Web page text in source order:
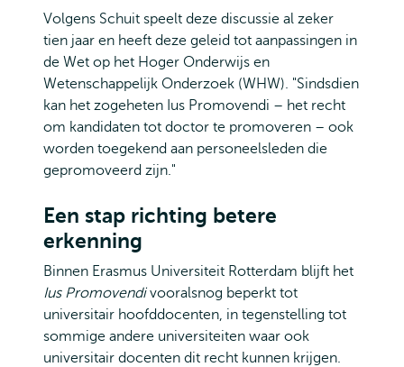
Volgens Schuit speelt deze discussie al zeker
tien jaar en heeft deze geleid tot aanpassingen in
de Wet op het Hoger Onderwijs en
Wetenschappelijk Onderzoek (WHW). "Sindsdien
kan het zogeheten Ius Promovendi – het recht
om kandidaten tot doctor te promoveren – ook
worden toegekend aan personeelsleden die
gepromoveerd zijn."
Een stap richting betere
erkenning
Binnen Erasmus Universiteit Rotterdam blijft het
Ius Promovendivooralsnog beperkt tot
universitair hoofddocenten, in tegenstelling tot
sommige andere universiteiten waar ook
universitair docenten dit recht kunnen krijgen.